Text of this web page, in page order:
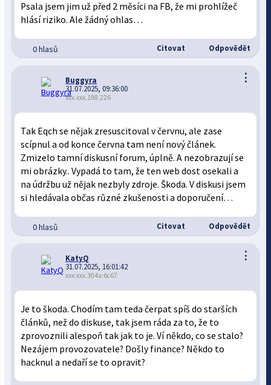
Psala jsem jim už před 2 měsíci na FB, že mi prohlížeč
hlásí riziko. Ale žádný ohlas…
0 hlasů Citovat Odpovědět
⋮
Buggyra
31.07.2025, 09:36:00
xxx.xxx.198.226
Tak Eqch se nějak zresuscitoval v červnu, ale zase
scípnul a od konce června tam není nový článek.
Zmizelo tamní diskusní forum, úplně. A nezobrazují se
mi obrázky.. Vypadá to tam, že ten web dost osekali a
na údržbu už nějak nezbyly zdroje. Škoda. V diskusi jsem
si hledávala občas různé zkušenosti a doporučení…
0 hlasů Citovat Odpovědět
⋮
KatyQ
31.07.2025, 16:01:42
xxx:xxx.304a:6c67
Je to škoda. Chodím tam teda čerpat spíš do starších
článků, než do diskuse, tak jsem ráda za to, že to
zprovoznili alespoň tak jak to je. Ví někdo, co se stalo?
Nezájem provozovatele? Došly finance? Někdo to
hacknul a nedaří se to opravit?